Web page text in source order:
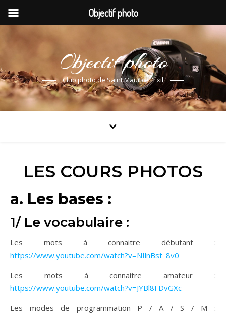
Objectif photo
Club photo de Saint Maurice l'Exil
LES COURS PHOTOS
a. Les bases :
1/ Le vocabulaire :
Les mots à connaitre débutant :
https://www.youtube.com/watch?v=NIlnBst_8v0
Les mots à connaitre amateur :
https://www.youtube.com/watch?v=JYBl8FDvGXc
Les modes de programmation P / A / S / M :
Objectif photo